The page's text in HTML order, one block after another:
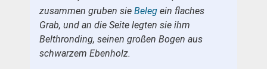
zusammen gruben sie Beleg ein flaches
Grab, und an die Seite legten sie ihm
Belthronding, seinen großen Bogen aus
schwarzem Ebenholz.